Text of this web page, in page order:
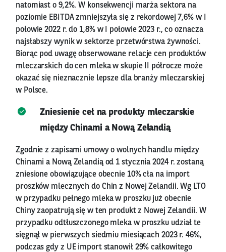
natomiast o 9,2%. W konsekwencji marża sektora na
poziomie EBITDA zmniejszyła się z rekordowej 7,6% w I
połowie 2022 r. do 1,8% w I połowie 2023 r., co oznacza
najsłabszy wynik w sektorze przetwórstwa żywności.
Biorąc pod uwagę obserwowane relacje cen produktów
mleczarskich do cen mleka w skupie II półrocze może
okazać się nieznacznie lepsze dla branży mleczarskiej
w Polsce.
Zniesienie ceł na produkty mleczarskie
między Chinami a Nową Zelandią
Zgodnie z zapisami umowy o wolnych handlu między
Chinami a Nową Zelandią od 1 stycznia 2024 r. zostaną
zniesione obowiązujące obecnie 10% cła na import
proszków mlecznych do Chin z Nowej Zelandii. Wg LTO
w przypadku pełnego mleka w proszku już obecnie
Chiny zaopatrują się w ten produkt z Nowej Zelandii. W
przypadku odtłuszczonego mleka w proszku udział te
sięgnął w pierwszych siedmiu miesiącach 2023 r. 46%,
podczas gdy z UE import stanowił 29% całkowitego